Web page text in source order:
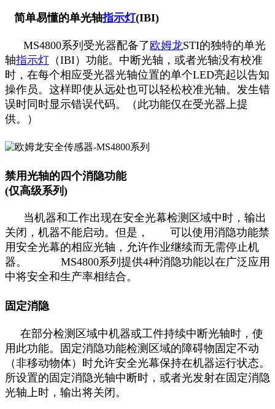
简单易懂的单光轴指示灯(IBI)
MS4800系列受光器配备了欧姆龙STI的独特的单光
轴指示灯 （IBI）功能。中断光轴，或者光轴没有校准
时，在每个相应受光器光轴位置的单个LED亮起以告知
操作员。这样即使从远处也可以轻松校准光轴。发生错
误时同时显示错误代码。（此功能仅在受光器上提
供。）
禁用光轴的四个消隐功能
(仅高级系列)
当机器和工作出现在安全光幕检测区域中时，输出
关闭，机器不能启动。但是， 可以使用消隐功能禁
用安全光幕的相应光轴，允许作业继续而无需停止机
器。 MS4800系列提供4种消隐功能以在广泛应用
中将安全和生产率相结合。
固定消隐
在部分检测区域中机器或工件持续中断光轴时，使
用此功能。固定消隐功能检测区域的障碍物固定不动
（非移动物体）时允许安全光幕保持在机器运行状态。
所设置的固定消隐光轴中断时，或者光发射在固定消隐
光轴上时，输出将关闭。